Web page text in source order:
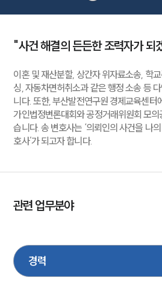
"사건 해결의 든든한 조력자가 되
이혼 및 재산분할, 상간자 위자료소송, 학
싱, 자동차면허취소과 같은 행정 소송 등
니다. 또한, 부산발전연구원 경제교육센터
가인법정변론대회와 공정거래위원회 모
습니다. 송 변호사는 ‘의뢰인의 사건을 나
호사’가 되고자 합니다.
관련 업무분야
민사